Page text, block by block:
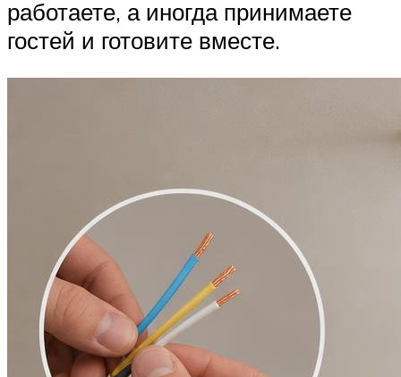
работаете, а иногда принимаете
гостей и готовите вместе.